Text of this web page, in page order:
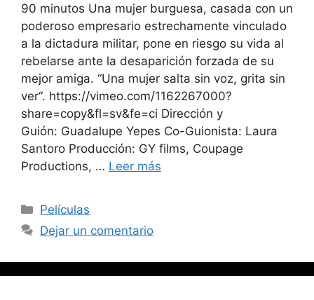
90 minutos Una mujer burguesa, casada con un
poderoso empresario estrechamente vinculado
a la dictadura militar, pone en riesgo su vida al
rebelarse ante la desaparición forzada de su
mejor amiga. “Una mujer salta sin voz, grita sin
ver“. https://vimeo.com/1162267000?
share=copy&fl=sv&fe=ci Dirección y
Guión: Guadalupe Yepes Co-Guionista: Laura
Santoro Producción: GY films, Coupage
Productions, … Leer más
Películas
Dejar un comentario